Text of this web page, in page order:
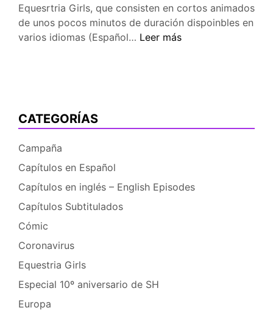
Equesrtria Girls, que consisten en cortos animados
de unos pocos minutos de duración dispoinbles en
varios idiomas (Español… Anunciado
Leer más
CATEGORÍAS
Campaña
Capítulos en Español
Capítulos en inglés – English Episodes
Capítulos Subtitulados
Cómic
Coronavirus
Equestria Girls
Especial 10º aniversario de SH
Europa